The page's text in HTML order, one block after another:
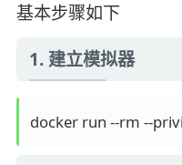
基本步骤如下
1. 建立模拟器
docker run --rm --